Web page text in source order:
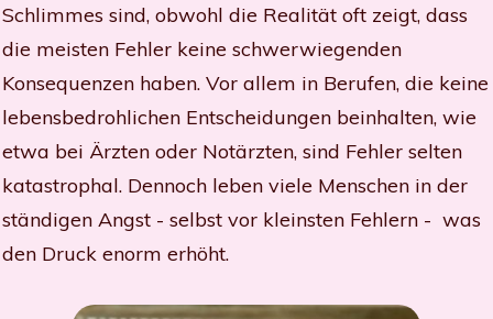
Schlimmes sind, obwohl die Realität oft zeigt, dass
die meisten Fehler keine schwerwiegenden
Konsequenzen haben. Vor allem in Berufen, die keine
lebensbedrohlichen Entscheidungen beinhalten, wie
etwa bei Ärzten oder Notärzten, sind Fehler selten
katastrophal. Dennoch leben viele Menschen in der
ständigen Angst - selbst vor kleinsten Fehlern - was
den Druck enorm erhöht.